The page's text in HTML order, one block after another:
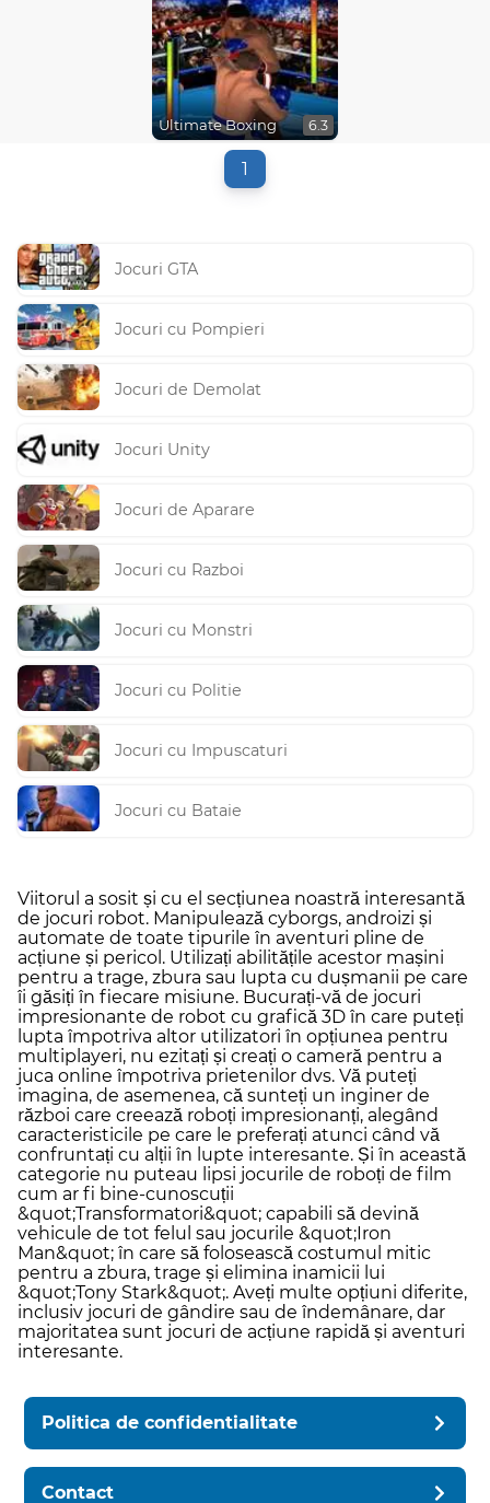
Ultimate Boxing 6.3
1
Jocuri GTA
Jocuri cu Pompieri
Jocuri de Demolat
Jocuri Unity
Jocuri de Aparare
Jocuri cu Razboi
Jocuri cu Monstri
Jocuri cu Politie
Jocuri cu Impuscaturi
Jocuri cu Bataie
Viitorul a sosit și cu el secțiunea noastră interesantă
de jocuri robot. Manipulează cyborgs, androizi și
automate de toate tipurile în aventuri pline de
acțiune și pericol. Utilizați abilitățile acestor mașini
pentru a trage, zbura sau lupta cu dușmanii pe care
îi găsiți în fiecare misiune. Bucurați-vă de jocuri
impresionante de robot cu grafică 3D în care puteți
lupta împotriva altor utilizatori în opțiunea pentru
multiplayeri, nu ezitați și creați o cameră pentru a
juca online împotriva prietenilor dvs. Vă puteți
imagina, de asemenea, că sunteți un inginer de
război care creează roboți impresionanți, alegând
caracteristicile pe care le preferați atunci când vă
confruntați cu alții în lupte interesante. Și în această
categorie nu puteau lipsi jocurile de roboți de film
cum ar fi bine-cunoscuții
&quot;Transformatori&quot; capabili să devină
vehicule de tot felul sau jocurile &quot;Iron
Man&quot; în care să folosească costumul mitic
pentru a zbura, trage și elimina inamicii lui
&quot;Tony Stark&quot;. Aveți multe opțiuni diferite,
inclusiv jocuri de gândire sau de îndemânare, dar
majoritatea sunt jocuri de acțiune rapidă și aventuri
interesante.
Politica de confidentialitate
Contact